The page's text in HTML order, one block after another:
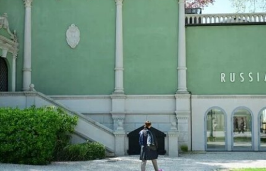
够进入美国，开始其被迫流亡的生活。
奥特罗·阿尔坎塔拉于2018年与一群艺术家、记者
和学者共同创立了圣伊西德罗运动（San Isidro
Movement）。该组织参与反对古巴政府、倡导民
主的社会运动。他还参与创作了抗议歌曲《祖国与
生命》（Homeland and Life），这首抗议颂歌在
2021年获两项拉丁格莱美奖，并已成为古巴反对派
的象征。
据美联社报道，古巴当局提出以强制流放为条件换